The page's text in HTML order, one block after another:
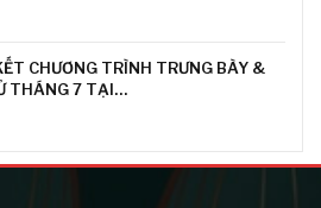
CHƯƠNG TRÌNH TRƯNG BÀY &
THÁNG 7 TẠI…